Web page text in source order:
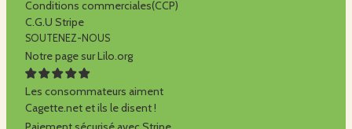
Conditions commerciales(CCP)
C.G.U Stripe
SOUTENEZ-NOUS
Notre page sur Lilo.org
Les consommateurs aiment
Cagette.net et ils le disent !